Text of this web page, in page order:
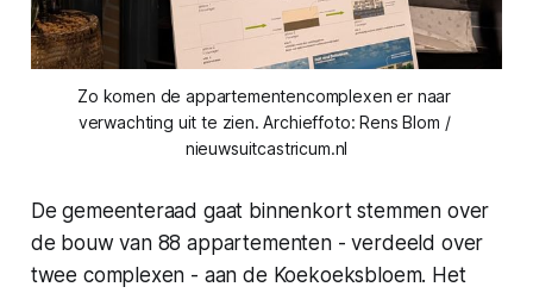
Zo komen de appartementencomplexen er naar
verwachting uit te zien. Archieffoto: Rens Blom /
nieuwsuitcastricum.nl
De gemeenteraad gaat binnenkort stemmen over
de bouw van 88 appartementen - verdeeld over
twee complexen - aan de Koekoeksbloem. Het